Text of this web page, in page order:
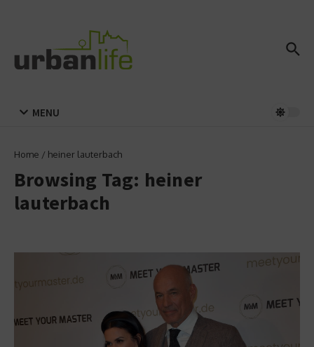
MENU
Home / heiner lauterbach
Browsing Tag: heiner
lauterbach